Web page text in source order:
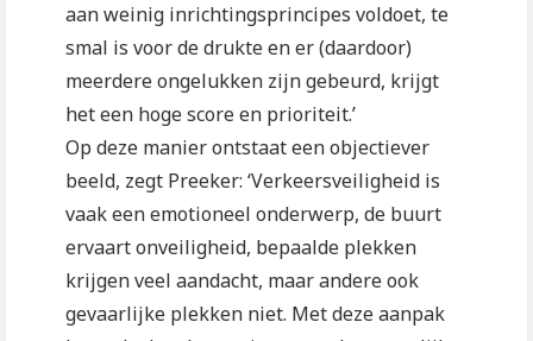
aan weinig inrichtingsprincipes voldoet, te
smal is voor de drukte en er (daardoor)
meerdere ongelukken zijn gebeurd, krijgt
het een hoge score en prioriteit.’
Op deze manier ontstaat een objectiever
beeld, zegt Preeker: ‘Verkeersveiligheid is
vaak een emotioneel onderwerp, de buurt
ervaart onveiligheid, bepaalde plekken
krijgen veel aandacht, maar andere ook
gevaarlijke plekken niet. Met deze aanpak